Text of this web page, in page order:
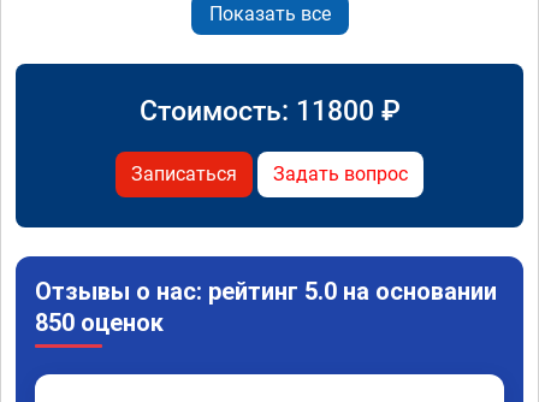
Показать все
Стоимость: 11800 ₽
Записаться Задать вопрос
Отзывы о нас: рейтинг 5.0 на основании
850 оценок